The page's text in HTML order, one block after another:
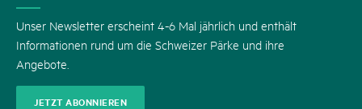
Unser Newsletter erscheint 4-6 Mal jährlich und enthält
Informationen rund um die Schweizer Pärke und ihre
Angebote.
JETZT ABONNIEREN